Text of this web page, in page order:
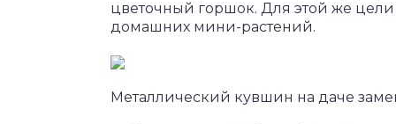
цветочный горшок. Для этой же
домашних мини-растений.
Металлический кувшин на даче